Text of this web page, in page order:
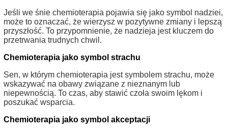
Jeśli we śnie chemioterapia pojawia się jako symbol nadziei,
może to oznaczać, że wierzysz w pozytywne zmiany i lepszą
przyszłość. To przypomnienie, że nadzieja jest kluczem do
przetrwania trudnych chwil.
Chemioterapia jako symbol strachu
Sen, w którym chemioterapia jest symbolem strachu, może
wskazywać na obawy związane z nieznanym lub
niepewnością. To czas, aby stawić czoła swoim lękom i
poszukać wsparcia.
Chemioterapia jako symbol akceptacji